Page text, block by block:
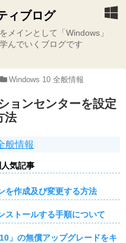
ィブログ
メインとして「Windows」
んでいくブログです
Windows 10 全般情報
ョンセンターを設定
法
般情報
気記事
を作成及び変更する方法
ストールする手順について
」の無償アップグレードをキ